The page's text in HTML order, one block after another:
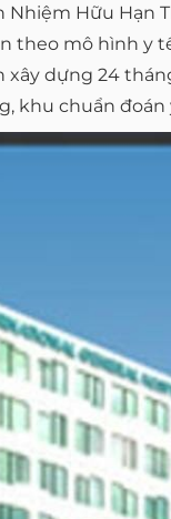
Nhiệm Hữu
theo mô hình
dựng 24
khu chuẩn